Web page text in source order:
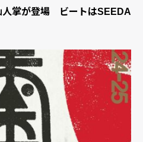
人掌が登場 ビートはSEEDA